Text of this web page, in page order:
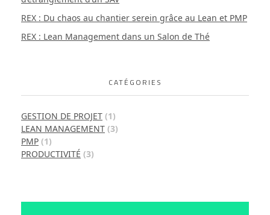
REX : Du chaos au chantier serein grâce au Lean et PMP
REX : Lean Management dans un Salon de Thé
CATÉGORIES
GESTION DE PROJET (1)
LEAN MANAGEMENT (3)
PMP (1)
PRODUCTIVITÉ (3)